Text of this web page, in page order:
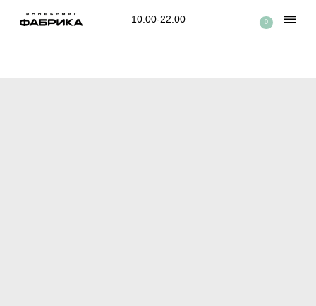
10:00-22:00